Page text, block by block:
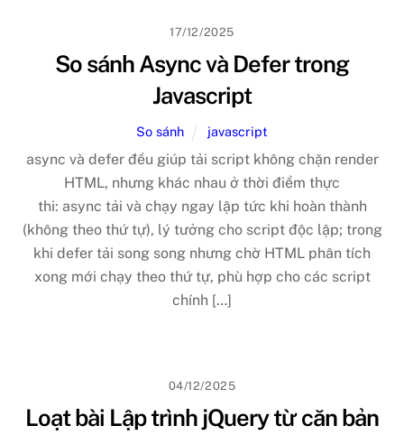
17/12/2025
So sánh Async và Defer trong
Javascript
So sánh javascript
async và defer đều giúp tải script không chặn render
HTML, nhưng khác nhau ở thời điểm thực
thi: async tải và chạy ngay lập tức khi hoàn thành
(không theo thứ tự), lý tưởng cho script độc lập; trong
khi defer tải song song nhưng chờ HTML phân tích
xong mới chạy theo thứ tự, phù hợp cho các script
chính […]
04/12/2025
Loạt bài Lập trình jQuery từ căn bản